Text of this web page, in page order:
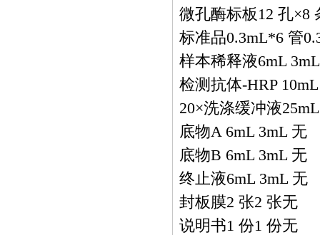
微孔酶标板12 孔×8
标准品0.3mL*6 管
样本稀释液6mL
检测抗体-HRP
20×洗涤缓冲液
底物A 6mL 3mL 无
底物B 6mL 3mL 无
终止液6mL 3mL 无
封板膜2 张2 张无
说明书1 份1 份无